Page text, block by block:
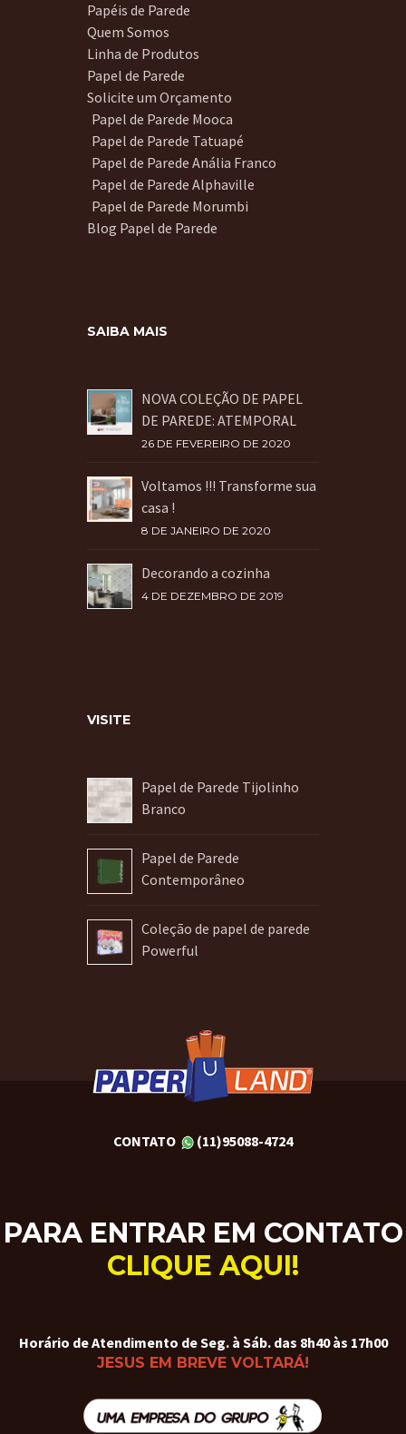
Papéis de Parede
Quem Somos
Linha de Produtos
Papel de Parede
Solicite um Orçamento
Papel de Parede Mooca
Papel de Parede Tatuapé
Papel de Parede Anália Franco
Papel de Parede Alphaville
Papel de Parede Morumbi
Blog Papel de Parede
SAIBA MAIS
NOVA COLEÇÃO DE PAPEL
DE PAREDE: ATEMPORAL
26 DE FEVEREIRO DE 2020
Voltamos !!! Transforme sua
casa !
8 DE JANEIRO DE 2020
Decorando a cozinha
4 DE DEZEMBRO DE 2019
VISITE
Papel de Parede Tijolinho
Branco
Papel de Parede
Contemporâneo
Coleção de papel de parede
Powerful
CONTATO (11)95088-4724
PARA ENTRAR EM CONTATO
CLIQUE AQUI!
Horário de Atendimento de Seg. à Sáb. das 8h40 às 17h00
JESUS EM BREVE VOLTARÁ!